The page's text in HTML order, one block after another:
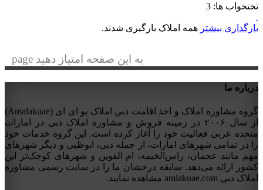
تختخواب ها: 3
بارگذاری بیشتر همه املاک بارگیری شدند.
به این صفحه امتیاز دهید page
درباره ما
گروه مشاوره املاک و اخذ اقامت دبیِ املاک یو ای ای (Amalakuae)
از سال ۲۰۰۶ در زمینه فروش و مشاوره املاک دبی در امارات
متحده عربی فعالیت خود را آغاز کرده است. این گروه خدمات خود
را در تمامی شهرهای امارات، از جمله دبی، ابوظبی و دیگر شهرهای
مهم مانند عجمان، راس‌الخیمه، ام القوین و شهرهای کوچک‌تر این
کشور ارائه می‌دهد. سابقه درخشان ما را در سایت رسمی مشاوره
املاک دبی amlakuae.com مشاهده نمایید.